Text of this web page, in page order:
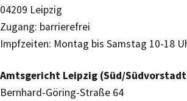
04209 Leipzig
Zugang: barrierefrei
Impfzeiten: Montag bis Samstag 10-18
Amtsgericht Leipzig (Süd/
Bernhard-Göring-Straße 64